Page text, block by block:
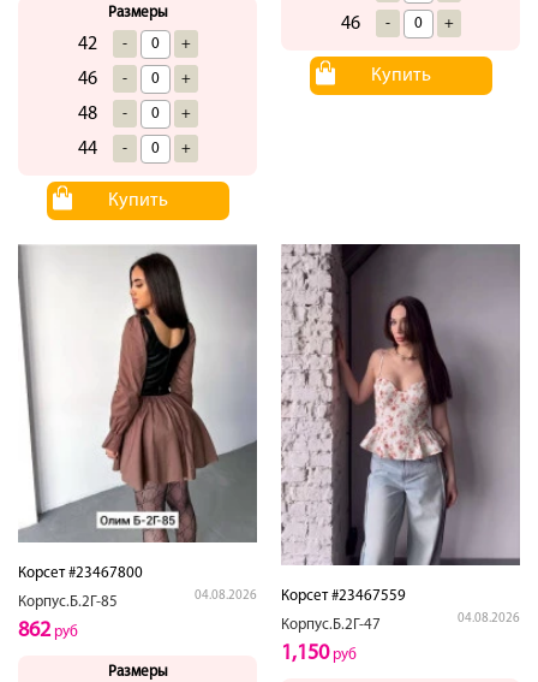
Размеры
42 - +
46 - +
48 - +
44 - +
Купить
46 - +
Купить
Корсет #23467800
Корпус.Б.2Г-85
04.08.2026
862руб
Размеры
Корсет #23467559
Корпус.Б.2Г-47
04.08.2026
1,150руб